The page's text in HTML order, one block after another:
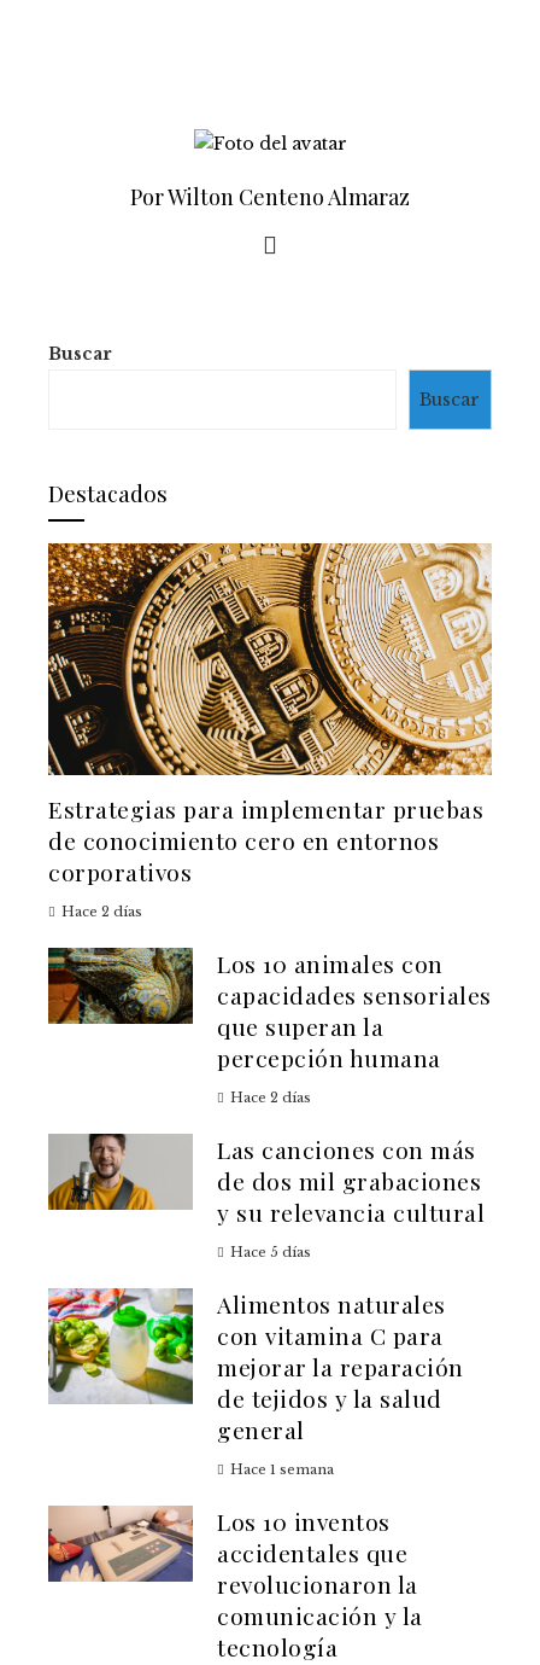
Por Wilton Centeno Almaraz
Buscar
Buscar
Destacados
Estrategias para implementar pruebas
de conocimiento cero en entornos
corporativos
Hace 2 días
Los 10 animales con
capacidades sensoriales
que superan la
percepción humana
Hace 2 días
Las canciones con más
de dos mil grabaciones
y su relevancia cultural
Hace 5 días
Alimentos naturales
con vitamina C para
mejorar la reparación
de tejidos y la salud
general
Hace 1 semana
Los 10 inventos
accidentales que
revolucionaron la
comunicación y la
tecnología